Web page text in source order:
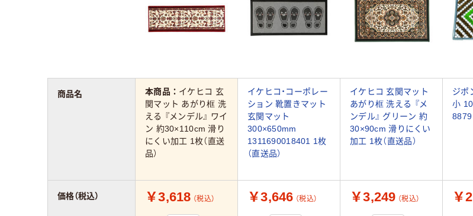
本商品： イケヒコ 玄
関マット あがり框 洗
える 『メンデル』 ワイ
ン 約30×110cm 滑り
にくい加工 1枚（直送
品）
イケヒコ・コーポレー
ション 靴置きマット
玄関マット
300×650mm
1311690018401 1枚
（直送品）
イケヒコ 玄関マット
あがり框 洗える 『メ
ンデル』 グリーン 約
30×90cm 滑りにくい
加工 1枚（直送品）
ジポ
小
8879
￥3,618 （税込） ￥3,646 （税込） ￥3,249 （税込） ￥
商品名
価格（税込）